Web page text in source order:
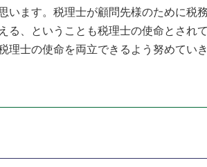
ます。税理士が顧問先様のために税
、ということも税理士の使命とされて
士の使命を両立できるよう努めてい